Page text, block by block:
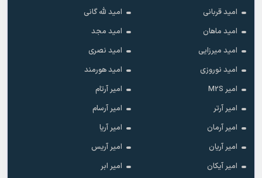
امید قربانی
امید لله گانی
امید ماهان
امید مجد
امید میرزایی
امید نصری
امید نوروزی
امید هورمند
امیر M2S
امیر آرتام
امیر آرتر
امیر آرسام
امیر آرمان
امیر آریا
امیر آریان
امیر آریس
امیر آیکان
امیر ابر